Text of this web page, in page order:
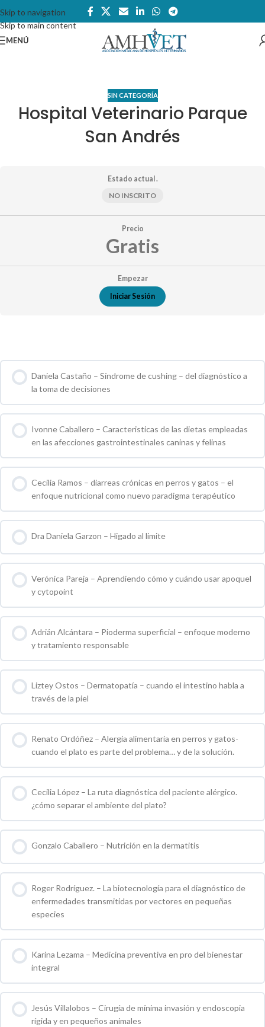
Skip to navigation
Skip to main content
MENÚ
SIN CATEGORÍA
Hospital Veterinario Parque
San Andrés
Estado actual .
NO INSCRITO
Precio
Gratis
Empezar
Iniciar Sesión
Daniela Castaño – Síndrome de cushing – del diagnóstico a
la toma de decisiones
0 % COMPLETO 0 / 0 pasos
Ivonne Caballero – Caracteristicas de las dietas empleadas
en las afecciones gastrointestinales caninas y felinas
0 % COMPLETO 0 / 0 pasos
Cecilia Ramos – diarreas crónicas en perros y gatos – el
enfoque nutricional como nuevo paradigma terapéutico
0 % COMPLETO 0 / 0 pasos
Dra Daniela Garzon – Higado al limite
0 % COMPLETO 0 / 0 pasos
Verónica Pareja – Aprendiendo cómo y cuándo usar apoquel
y cytopoint
0 % COMPLETO 0 / 0 pasos
Adrián Alcántara – Pioderma superficial – enfoque moderno
y tratamiento responsable
0 % COMPLETO 0 / 0 pasos
Liztey Ostos – Dermatopatía – cuando el intestino habla a
través de la piel
0 % COMPLETO 0 / 0 pasos
Renato Ordóñez – Alergia alimentaria en perros y gatos-
cuando el plato es parte del problema… y de la solución.
0 % COMPLETO 0 / 0 pasos
Cecilia López – La ruta diagnóstica del paciente alérgico.
¿cómo separar el ambiente del plato?
0 % COMPLETO 0 / 0 pasos
Gonzalo Caballero – Nutrición en la dermatitis
0 % COMPLETO 0 / 0 pasos
Roger Rodríguez. – La biotecnología para el diagnóstico de
enfermedades transmitidas por vectores en pequeñas
especies
0 % COMPLETO 0 / 0 pasos
Karina Lezama – Medicina preventiva en pro del bienestar
integral
0 % COMPLETO 0 / 0 pasos
Jesús Villalobos – Cirugía de mínima invasión y endoscopia
rígida y en pequeños animales